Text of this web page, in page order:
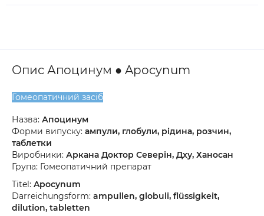
Опис Апоцинум ● Apocynum
Гомеопатичний засіб
Назва: Апоцинум
Форми випуску: ампули, глобули, рідина, розчин,
таблетки
Виробники: Аркана Доктор Северін, Дху, Ханосан
Група: Гомеопатичний препарат
Titel: Apocynum
Darreichungsform: ampullen, globuli, flüssigkeit,
dilution, tabletten